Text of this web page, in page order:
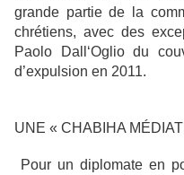
grande partie de la
chrétiens, avec des
Paolo Dall‘Oglio du
d’expulsion en 2011.
UNE « CHABIHA
Pour un diplomate en